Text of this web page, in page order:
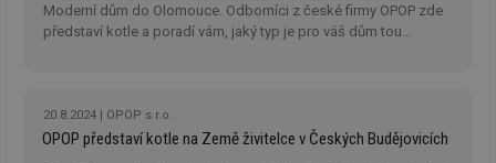
Moderní dům do Olomouce. Odborníci z české firmy OPOP zde
představí kotle a poradí vám, jaký typ je pro váš dům tou
20.8.2024 OPOP s.r.o.
OPOP představí kotle na Země živitelce v Českých Budějovicích